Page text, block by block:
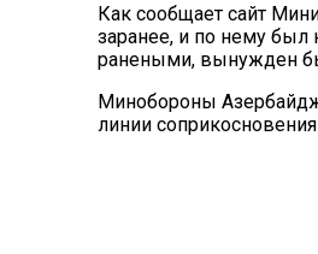
Как сообщает сайт
заранее, и по нему
ранеными, вынужден
Минобороны
линии